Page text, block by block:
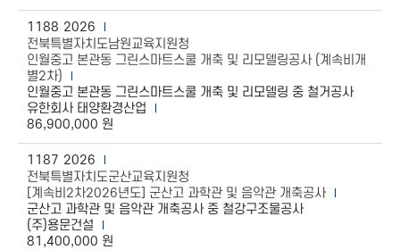
1188 2026
전북특별자치도남원교육지원청
인월중고 본관동 그린스마트스쿨 개축 및 리모델링공사 (계속비개
별2차)
인월중고 본관동 그린스마트스쿨 개축 및 리모델링 중 철거공사
유한회사 태양환경산업
86,900,000 원
1187 2026
전북특별자치도군산교육지원청
[계속비2차2026년도] 군산고 과학관 및 음악관 개축공사
군산고 과학관 및 음악관 개축공사 중 철강구조물공사
(주)용문건설
81,400,000 원